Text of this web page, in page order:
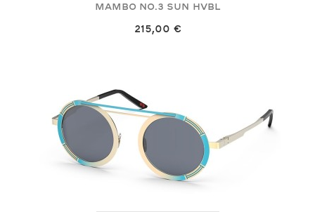
MAMBO NO.3 SUN HVBL
215,00 €